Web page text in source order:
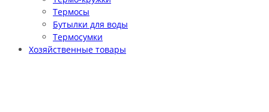
Термосы
Бутылки для воды
Термосумки
Хозяйственные товары